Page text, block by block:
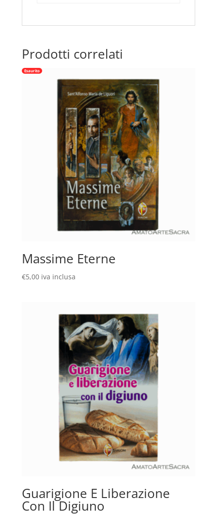
Prodotti correlati
Esaurito
Massime Eterne
€5,00 iva inclusa
Guarigione E Liberazione
Con Il Digiuno